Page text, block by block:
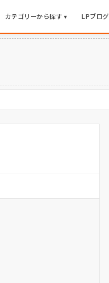
カテゴリーから探す ▾ LPブログ